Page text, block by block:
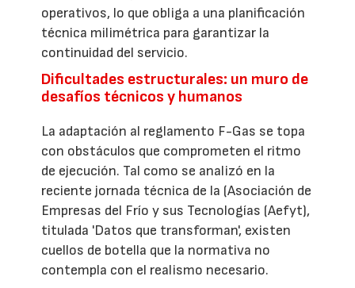
operativos, lo que obliga a una planificación
técnica milimétrica para garantizar la
continuidad del servicio.
Dificultades estructurales: un muro de
desafíos técnicos y humanos
La adaptación al reglamento F-Gas se topa
con obstáculos que comprometen el ritmo
de ejecución. Tal como se analizó en la
reciente jornada técnica de la (Asociación de
Empresas del Frío y sus Tecnologías (Aefyt),
titulada 'Datos que transforman', existen
cuellos de botella que la normativa no
contempla con el realismo necesario.